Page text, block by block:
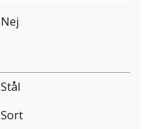
Nej
Stål
Sort